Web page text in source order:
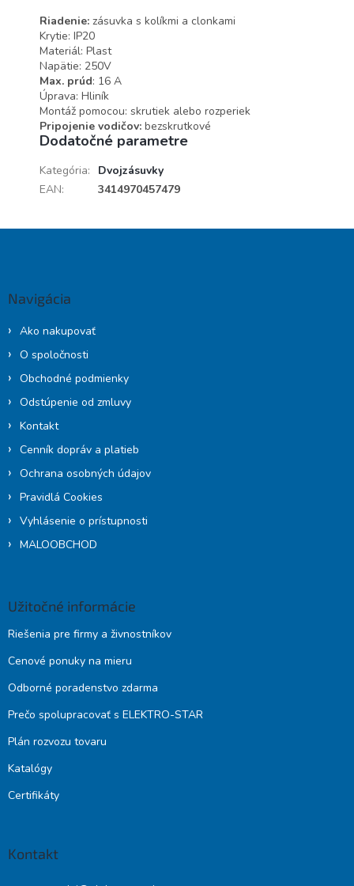
Riadenie: zásuvka s kolíkmi a clonkami
Krytie: IP20
Materiál: Plast
Napätie: 250V
Max. prúd: 16 A
Úprava: Hliník
Montáž pomocou: skrutiek alebo rozperiek
Pripojenie vodičov: bezskrutkové
Dodatočné parametre
Kategória:
Dvojzásuvky
EAN: 3414970457479
Navigácia
Ako nakupovať
O spoločnosti
Obchodné podmienky
Odstúpenie od zmluvy
Kontakt
Cenník dopráv a platieb
Ochrana osobných údajov
Pravidlá Cookies
Vyhlásenie o prístupnosti
MALOOBCHOD
Užitočné informácie
Riešenia pre firmy a živnostníkov
Cenové ponuky na mieru
Odborné poradenstvo zdarma
Prečo spolupracovať s ELEKTRO-STAR
Plán rozvozu tovaru
Katalógy
Certifikáty
Kontakt